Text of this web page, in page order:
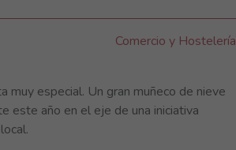
Comercio y Hostelería
especial. Un gran muñeco de nieve
este año en el eje de una iniciativa